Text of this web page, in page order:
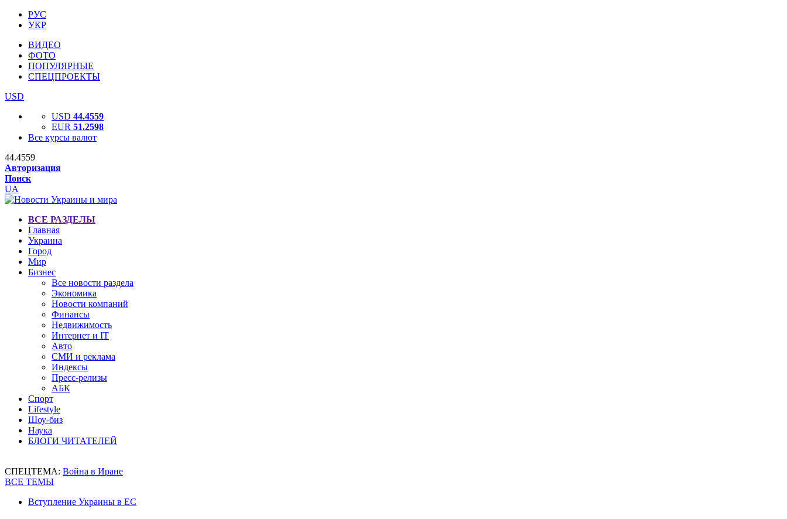
РУС
УКР
ВИДЕО
ФОТО
ПОПУЛЯРНЫЕ
СПЕЦПРОЕКТЫ
USD
USD 44.4559
EUR 51.2598
Все курсы валют
44.4559
Авторизация
Поиск
UA
ВСЕ РАЗДЕЛЫ
Главная
Украина
Город
Мир
Бизнес
Все новости раздела
Экономика
Новости компаний
Финансы
Недвижимость
Интернет и IT
Авто
СМИ и реклама
Индексы
Пресс-релизы
АБК
Спорт
Lifestyle
Шоу-биз
Наука
БЛОГИ ЧИТАТЕЛЕЙ
СПЕЦТЕМА: Война в Иране
ВСЕ ТЕМЫ
Вступление Украины в ЕС